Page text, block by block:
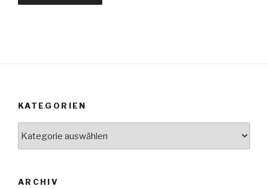
KATEGORIEN
ARCHIV